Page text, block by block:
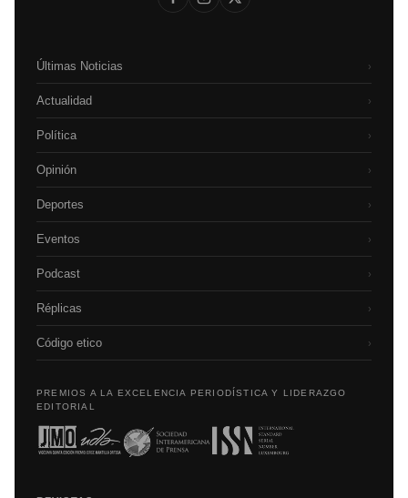
Últimas Noticias ›
Actualidad ›
Política ›
Opinión ›
Deportes ›
Eventos ›
Podcast ›
Réplicas ›
Código etico ›
PREMIOS A LA EXCELENCIA PERIODÍSTICA Y LIDERAZGO
EDITORIAL